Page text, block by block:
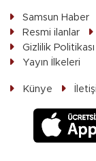
Samsun Haber
Resmi ilanlar
Gizlilik Politikası
Yayın İlkeleri
Künye